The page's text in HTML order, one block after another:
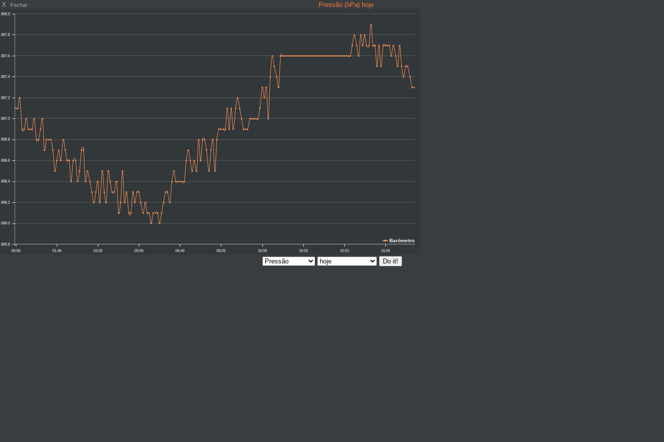
X Fechar Pressão (hPa) hoje